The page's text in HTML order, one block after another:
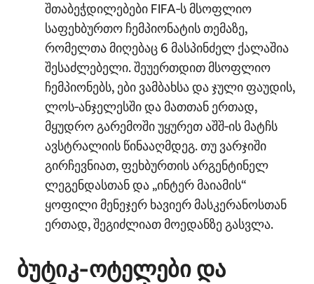
შთაბეჭდილებები FIFA‑ს მსოფლიო
საფეხბურთო ჩემპიონატის თემაზე,
რომელთა მიღებაც 6 მასპინძელ ქალაშია
შესაძლებელი. შეუერთდით მსოფლიო
ჩემპიონებს, ები ვამბახსა და ჯული ფაუდის,
ლოს‑ანჯელესში და მათთან ერთად,
მყუდრო გარემოში უყურეთ აშშ‑ის მატჩს
ავსტრალიის წინააღმდეგ. თუ ვარჯიში
გირჩევნიათ, ფეხბურთის არგენტინელ
ლეგენდასთან და „ინტერ მაიამის“
ყოფილი მენეჯერ ხავიერ მასკერანოსთან
ერთად, შეგიძლიათ მოედანზე გასვლა.
ბუტიკ‑ოტელები და